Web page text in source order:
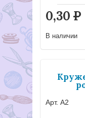
0,30 Р
В наличии
Арт. А2